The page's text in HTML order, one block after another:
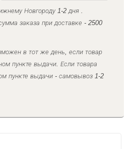
Новгороду 1-2 дня .
заказа при доставке - 2500
в тот же день, если товар
пункте выдачи. Если товара
пункте выдачи - самовывоз 1-2